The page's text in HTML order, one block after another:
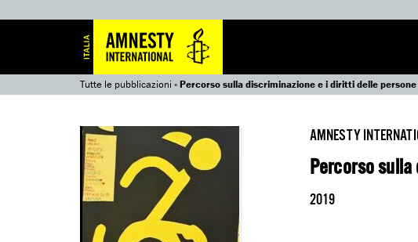
Tutte le pubblicazioni »Percorso sulla discriminazione e i diritti delle
AMNESTY
Percorso
2019